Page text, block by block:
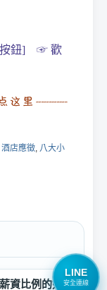
按鈕] ☞ 歡
酒店應徵, 八大小
資比例的好
LINE
安全連線